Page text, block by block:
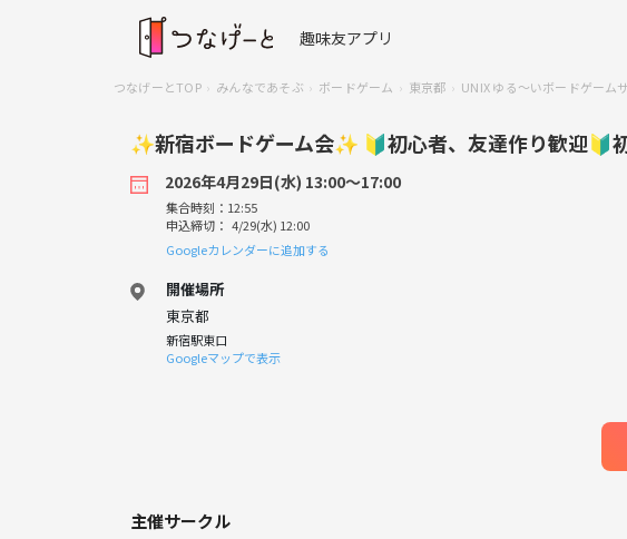
趣味友アプリ
つなげーとTOP みんなであそぶ ボードゲーム 東京都 UNIX ゆる〜いボードゲーム
✨新宿ボードゲーム会✨ 🔰初心者、友達作り歓迎🔰
2026年4月29日(水) 13:00〜17:00
集合時刻：12:55
申込締切： 4/29(水) 12:00
Googleカレンダーに追加する
開催場所
東京都
新宿駅東口
Googleマップで表示
主催サークル